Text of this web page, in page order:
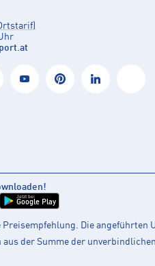
Jetzt bei
Google Play
Preisempfehlung. Die
aus der Summe der